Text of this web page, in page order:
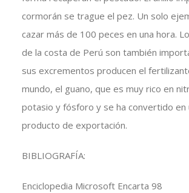
cormorán se trague el pez. Un solo
cazar más de 100 peces en una hora.
de la costa de Perú son también
sus excrementos producen el
mundo, el guano, que es muy rico en
potasio y fósforo y se ha convertido en
producto de exportación.
BIBLIOGRAFÍA:
Enciclopedia Microsoft Encarta 98